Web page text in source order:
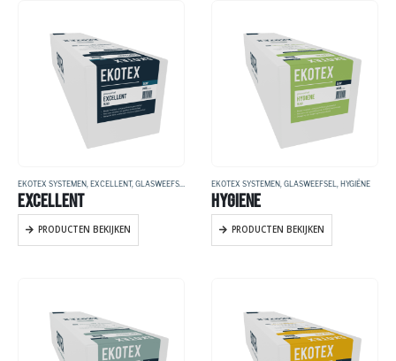
EKOTEX SYSTEMEN EXCELLENT, GLASWEEFSEL
EXCELLENT
PRODUCTEN BEKIJKEN
EKOTEX SYSTEMEN GLASWEEFSEL HYGIËNE
HYGIENE
PRODUCTEN BEKIJKEN